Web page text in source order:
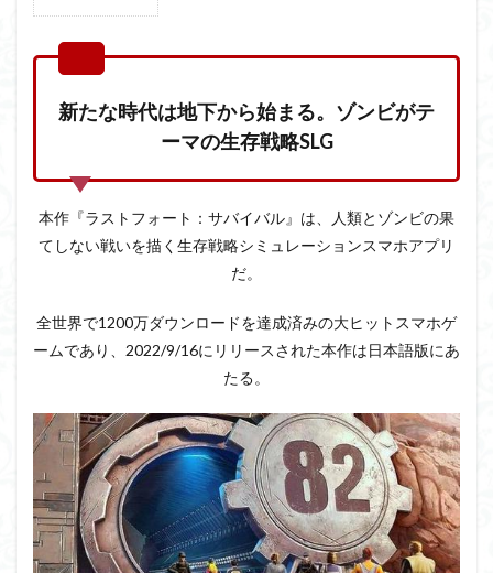
な時
代は
から
ビが
テー
マの
生存
2
採掘
を開
発。
心地
よい
新世
界を
造り
あげ
新たな時代は地下から始まる。ゾンビがテ
ーマの生存戦略SLG
本作『ラストフォート：サバイバル』は、人類とゾンビの果
てしない戦いを描く生存戦略シミュレーションスマホアプリ
だ。
全世界で1200万ダウンロードを達成済みの大ヒットスマホゲ
ームであり、2022/9/16にリリースされた本作は日本語版にあ
たる。